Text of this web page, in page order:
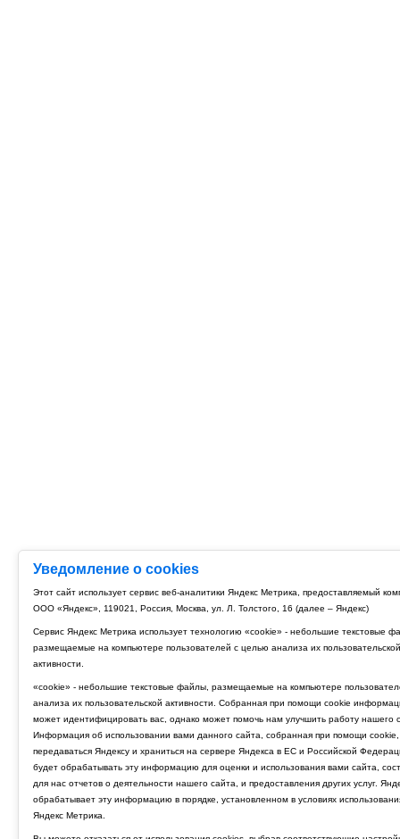
Уведомление о cookies
Этот сайт использует сервис веб-аналитики Яндекс Метрика, предоставляемый
ООО «Яндекс», 119021, Россия, Москва, ул. Л. Толстого, 16 (далее – Яндекс)
Сервис Яндекс Метрика использует технологию «cookie» - небольшие текстовые
размещаемые на компьютере пользователей с целью анализа их пользовательской
активности.
«cookie» - небольшие текстовые файлы, размещаемые на компьютере
анализа их пользовательской активности. Собранная при помощи cookie
может идентифицировать вас, однако может помочь нам улучшить работу нашего
Информация об использовании вами данного сайта, собранная при помощи cookie,
передаваться Яндексу и храниться на сервере Яндекса в ЕС и Российской
будет обрабатывать эту информацию для оценки и использования вами сайта,
для нас отчетов о деятельности нашего сайта, и предоставления других услуг.
обрабатывает эту информацию в порядке, установленном в условиях
Яндекс Метрика.